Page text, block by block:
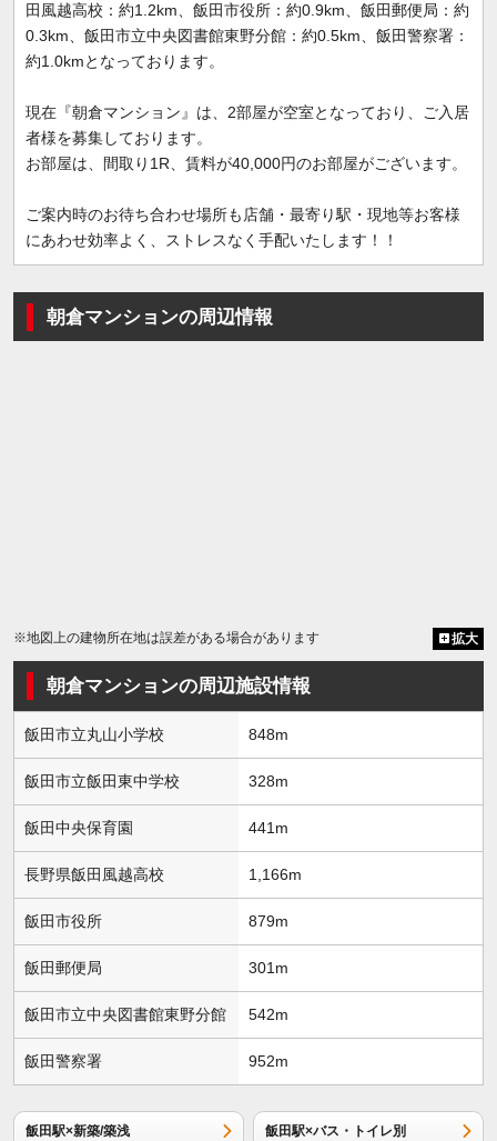
田風越高校：約1.2km、飯田市役所：約0.9km、飯田郵便局：約
0.3km、飯田市立中央図書館東野分館：約0.5km、飯田警察署：
約1.0kmとなっております。
現在『朝倉マンション』は、2部屋が空室となっており、ご入居
者様を募集しております。
お部屋は、間取り1R、賃料が40,000円のお部屋がございます。
ご案内時のお待ち合わせ場所も店舗・最寄り駅・現地等お客様
にあわせ効率よく、ストレスなく手配いたします！！
朝倉マンションの周辺情報
※地図上の建物所在地は誤差がある場合があります 拡大
朝倉マンションの周辺施設情報
飯田市立丸山小学校 848m
飯田市立飯田東中学校 328m
飯田中央保育園 441m
長野県飯田風越高校 1,166m
飯田市役所 879m
飯田郵便局 301m
飯田市立中央図書館東野分館 542m
飯田警察署 952m
飯田駅×新築/築浅 飯田駅×バス・トイレ別